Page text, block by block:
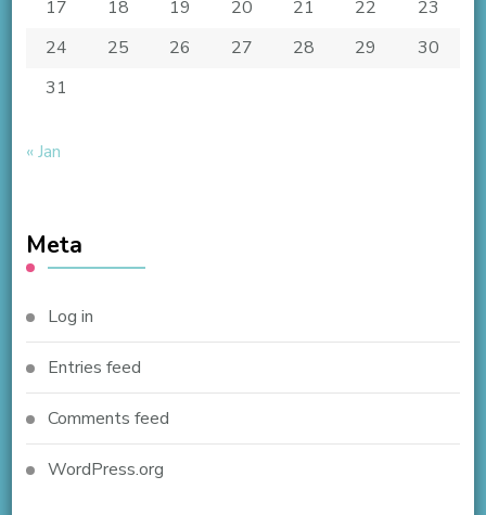
17
18 19 20 21 22
23
24
25 26 27 28 29
30
31
« Jan
Meta
Log in
Entries feed
Comments feed
WordPress.org